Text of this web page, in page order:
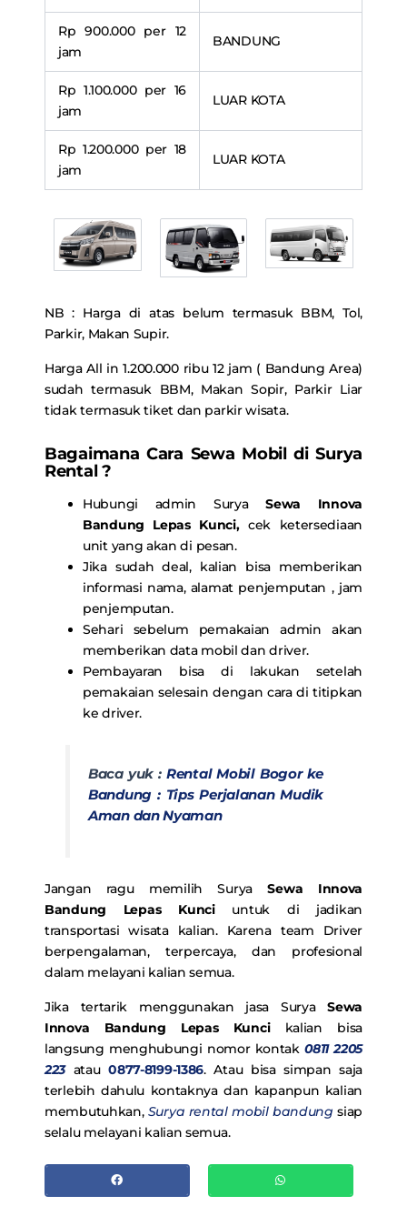
Rp 900.000 per 12
jam
BANDUNG
Rp 1.100.000 per 16
jam
LUAR KOTA
Rp 1.200.000 per 18
jam
LUAR KOTA
NB : Harga di atas belum termasuk BBM, Tol,
Parkir, Makan Supir.
Harga All in 1.200.000 ribu 12 jam ( Bandung Area)
sudah termasuk BBM, Makan Sopir, Parkir Liar
tidak termasuk tiket dan parkir wisata.
Bagaimana Cara Sewa Mobil di Surya
Rental ?
Hubungi admin SuryaSewa Innova
Bandung Lepas Kunci,cek ketersediaan
unit yang akan di pesan.
Jika sudah deal, kalian bisa memberikan
informasi nama, alamat penjemputan , jam
penjemputan.
Sehari sebelum pemakaian admin akan
memberikan data mobil dan driver.
Pembayaran bisa di lakukan setelah
pemakaian selesain dengan cara di titipkan
ke driver.
Baca yuk : Rental Mobil Bogor ke
Bandung : Tips Perjalanan Mudik
Aman dan Nyaman
Jangan ragu memilih SuryaSewa Innova
Bandung Lepas Kunciuntuk di jadikan
transportasi wisata kalian. Karena team Driver
berpengalaman, terpercaya, dan profesional
dalam melayani kalian semua.
Jika tertarik menggunakan jasa SuryaSewa
Innova Bandung Lepas Kuncikalian bisa
langsung menghubungi nomor kontak0811 2205
223atau0877-8199-1386. Atau bisa simpan saja
terlebih dahulu kontaknya dan kapanpun kalian
membutuhkan, Surya rental mobil bandung siap
selalu melayani kalian semua.